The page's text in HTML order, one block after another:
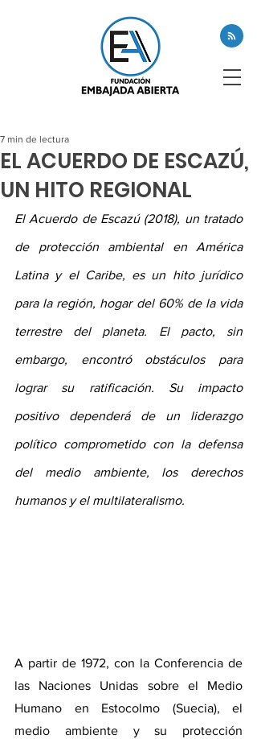
EL ACUERDO DE ESCAZÚ,
UN HITO REGIONAL
7 min de lectura
El Acuerdo de Escazú (2018), un tratado
de protección ambiental en América
Latina y el Caribe, es un hito jurídico
para la región, hogar del 60% de la vida
terrestre del planeta. El pacto, sin
embargo, encontró obstáculos para
lograr su ratificación. Su impacto
positivo dependerá de un liderazgo
político comprometido con la defensa
del medio ambiente, los derechos
humanos y el multilateralismo.
A partir de 1972, con la Conferencia de
las Naciones Unidas sobre el Medio
Humano en Estocolmo (Suecia), el
medio ambiente y su protección